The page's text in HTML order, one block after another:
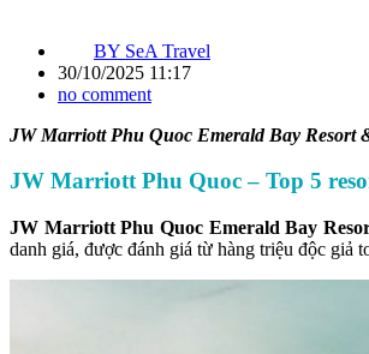
BY SeA Travel
30/10/2025 11:17
no comment
JW Marriott Phu Quoc Emerald Bay Resort
JW Marriott Phu Quoc – Top 5
JW Marriott Phu Quoc Emerald Bay
danh giá, được đánh giá từ hàng triệu độc giả